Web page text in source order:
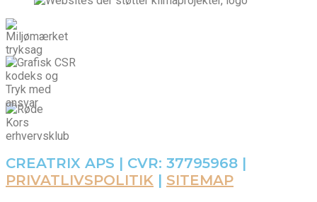
CREATRIX APS | CVR: 37795968 |
PRIVATLIVSPOLITIK | SITEMAP